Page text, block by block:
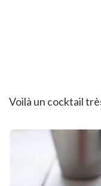
Voilà un cocktail